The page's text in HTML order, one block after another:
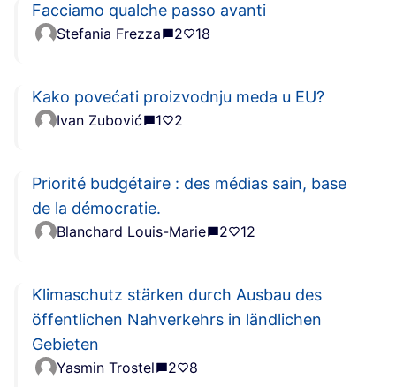
Facciamo qualche passo avanti
Stefania Frezza 2 18
Kako povećati proizvodnju meda u EU?
Ivan Zubović 1 2
Priorité budgétaire : des médias sain, base
de la démocratie.
Blanchard Louis-Marie 2 12
Klimaschutz stärken durch Ausbau des
öffentlichen Nahverkehrs in ländlichen
Gebieten
Yasmin Trostel 2 8